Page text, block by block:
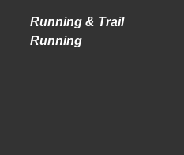
Running & Trail
Running